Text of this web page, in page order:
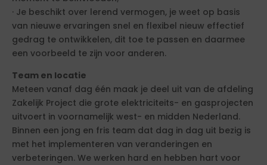
· Je beschikt over lerend vermogen, je weet op basis
van nieuwe ervaringen snel en flexibel nieuw effectief
gedrag te ontwikkelen, dit toe te passen en daarmee
een voorbeeld te zijn voor anderen.
Team en locatie
Meteen vanaf dag één maak je deel uit van de afdeling
Zakelijk Project die grote elektriciteits- en gasprojecten
uitvoert in voornamelijk west- en midden Nederland.
Binnen een jong en fris team dat dag in dag uit bezig is
met het implementeren van veranderingen en
verbeteringen. We werken hard en hebben hart voor